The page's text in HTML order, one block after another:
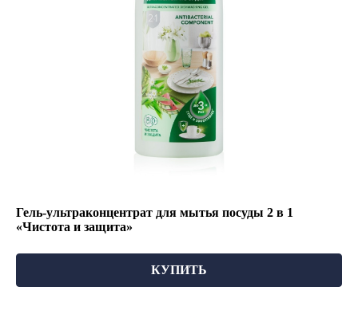
Гель-ультраконцентрат для мытья посуды 2 в 1
«Чистота и защита»
КУПИТЬ